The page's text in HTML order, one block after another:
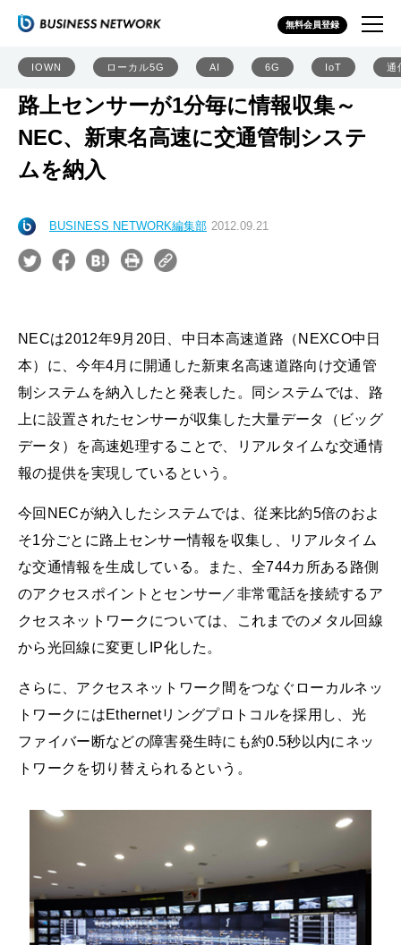
無料会員登録
IOWN ローカル5G AI 6G IoT 通
路上センサーが1分毎に情報収集～
NEC、新東名高速に交通管制システ
ムを納入
BUSINESS NETWORK編集部 2012.09.21
NECは2012年9月20日、中日本高速道路（NEXCO中日
本）に、今年4月に開通した新東名高速道路向け交通管
制システムを納入したと発表した。同システムでは、路
上に設置されたセンサーが収集した大量データ（ビッグ
データ）を高速処理することで、リアルタイムな交通情
報の提供を実現しているという。
今回NECが納入したシステムでは、従来比約5倍のおよ
そ1分ごとに路上センサー情報を収集し、リアルタイム
な交通情報を生成している。また、全744カ所ある路側
のアクセスポイントとセンサー／非常電話を接続するア
クセスネットワークについては、これまでのメタル回線
から光回線に変更しIP化した。
さらに、アクセスネットワーク間をつなぐローカルネッ
トワークにはEthernetリングプロトコルを採用し、光
ファイバー断などの障害発生時にも約0.5秒以内にネッ
トワークを切り替えられるという。